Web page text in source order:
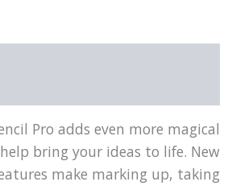
Pro adds even more magical
bring your ideas to life. New
make marking up, taking